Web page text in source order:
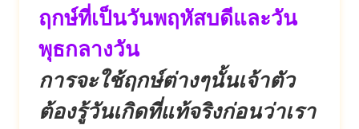
ฤกษ์ที่เป็นวันพฤหัสบดีและวัน
พุธกลางวัน
การจะใช้ฤกษ์ต่างๆนั้นเจ้าตัว
ต้องรู้วันเกิดที่แท้จริงก่อนว่าเรา